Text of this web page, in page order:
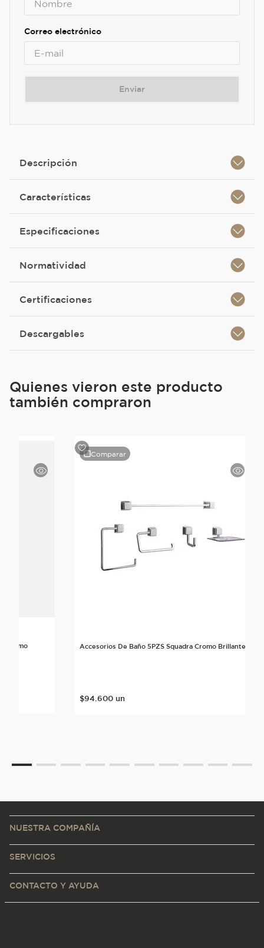
Enviar
Descripción
Características
Especificaciones
Normatividad
Certificaciones
Descargables
Quienes vieron este producto
también compraron
Cromo
Comparar
Accesorios De Baño 5PZS Squadra Cromo Brillante
$94.600 un
NUESTRA COMPAÑÍA
SERVICIOS
CONTACTO Y AYUDA